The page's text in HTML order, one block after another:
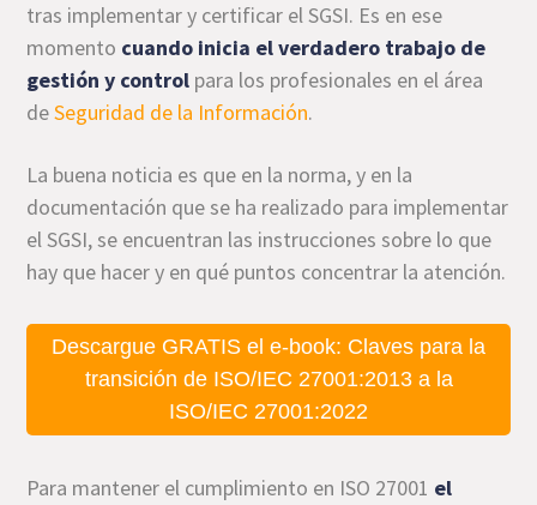
tras implementar y certificar el SGSI. Es en ese
momento cuando inicia el verdadero trabajo de
gestión y control para los profesionales en el área
deSeguridad de la Información.
La buena noticia es que en la norma, y en la
documentación que se ha realizado para implementar
el SGSI, se encuentran las instrucciones sobre lo que
hay que hacer y en qué puntos concentrar la atención.
Descargue GRATIS el e-book: Claves para la
transición de ISO/IEC 27001:2013 a la
ISO/IEC 27001:2022
Para mantener el cumplimiento en ISO 27001 el